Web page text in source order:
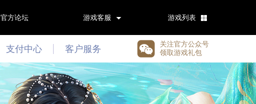
游戏列表
游戏客服
官方论坛
支付中心 客户服务
关注官方公众号
领取游戏礼包